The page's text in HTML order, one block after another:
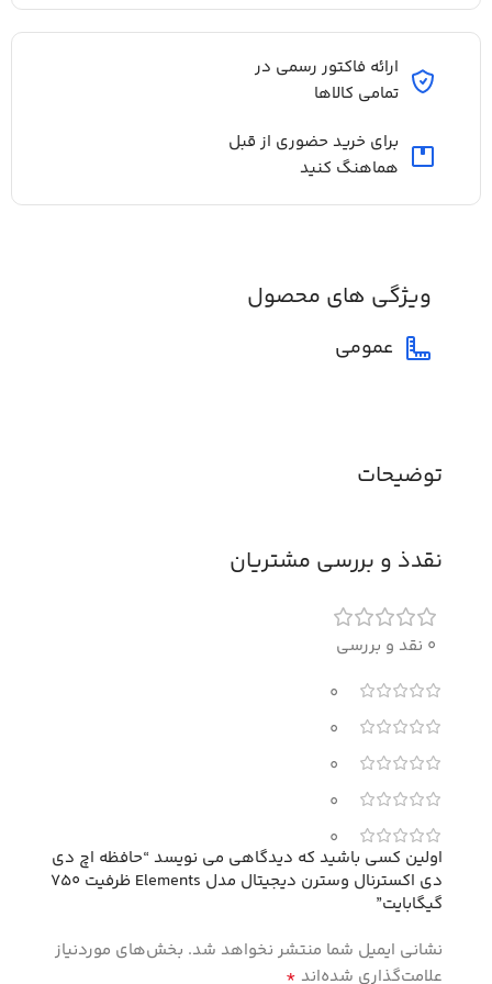
ارائه فاکتور رسمی در
تمامی کالاها
برای خرید حضوری از قبل
هماهنگ کنید
توضیحات
ویژگی های محصول
عمومی
نقدذ و بررسی مشتریان
0 نقد و بررسی
0
0
0
0
0
اولین کسی باشید که دیدگاهی می نویسد “حافظه اچ دی
دی اکسترنال وسترن دیجیتال مدل Elements ظرفیت 750
گیگابایت”
نشانی ایمیل شما منتشر نخواهد شد. بخش‌های موردنیاز
علامت‌گذاری شده‌اند *